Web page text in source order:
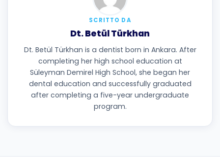
SCRITTO DA
Dt. Betül Türkhan
Dt. Betül Türkhan is a dentist born in Ankara. After
completing her high school education at
Süleyman Demirel High School, she began her
dental education and successfully graduated
after completing a five-year undergraduate
program.